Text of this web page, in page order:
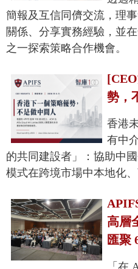
簡報及互信同儕交流，理
關係、分享實務經驗，並
之一探索策略合作機會。
勢，
香港
有中
的共同建設者」：協助中
模式在跨境市場中本地化、
高層
匯聚